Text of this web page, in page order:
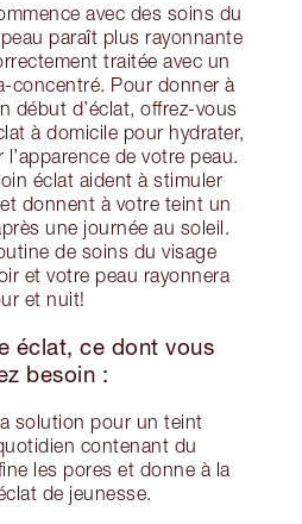
avec des soins du
paraît plus rayonnante
traitée avec un
concentré. Pour donner à
début d’éclat, offrez-vous
à domicile pour hydrater,
de votre peau.
éclat aident à stimuler
donnent à votre teint un
une journée au soleil.
de soins du visage
et votre peau rayonnera
et nuit!
éclat, ce dont vous
besoin :
solution pour un teint
contenant du
les pores et donne à la
de jeunesse.